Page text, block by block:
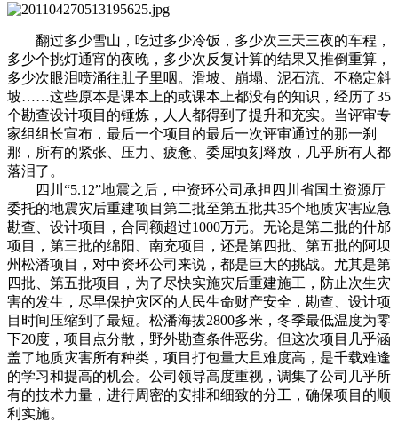
翻过多少雪山，吃过多少冷饭，多少次三天三夜的车程，
多少个挑灯通宵的夜晚，多少次反复计算的结果又推倒重算，
多少次眼泪喷涌往肚子里咽。滑坡、崩塌、泥石流、不稳定斜
坡……这些原本是课本上的或课本上都没有的知识，经历了35
个勘查设计项目的锤炼，人人都得到了提升和充实。当评审专
家组组长宣布，最后一个项目的最后一次评审通过的那一刹
那，所有的紧张、压力、疲惫、委屈顷刻释放，几乎所有人都
落泪了。
四川“5.12”地震之后，中资环公司承担四川省国土资源厅
委托的地震灾后重建项目第二批至第五批共35个地质灾害应急
勘查、设计项目，合同额超过1000万元。无论是第二批的什邡
项目，第三批的绵阳、南充项目，还是第四批、第五批的阿坝
州松潘项目，对中资环公司来说，都是巨大的挑战。尤其是第
四批、第五批项目，为了尽快实施灾后重建施工，防止次生灾
害的发生，尽早保护灾区的人民生命财产安全，勘查、设计项
目时间压缩到了最短。松潘海拔2800多米，冬季最低温度为零
下20度，项目点分散，野外勘查条件恶劣。但这次项目几乎涵
盖了地质灾害所有种类，项目打包量大且难度高，是千载难逢
的学习和提高的机会。公司领导高度重视，调集了公司几乎所
有的技术力量，进行周密的安排和细致的分工，确保项目的顺
利实施。